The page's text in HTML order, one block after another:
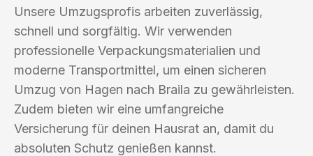
Unsere Umzugsprofis arbeiten zuverlässig,
schnell und sorgfältig. Wir verwenden
professionelle Verpackungsmaterialien und
moderne Transportmittel, um einen sicheren
Umzug von Hagen nach Braila zu gewährleisten.
Zudem bieten wir eine umfangreiche
Versicherung für deinen Hausrat an, damit du
absoluten Schutz genießen kannst.